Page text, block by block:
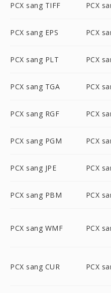
PCX sang TIFF PCX
PCX sang EPS PCX
PCX sang PLT PCX
PCX sang TGA PCX
PCX sang RGF PCX
PCX sang PGM PCX
PCX sang JPE PCX
PCX sang PBM PCX
PCX sang WMF PCX
PCX sang CUR PCX